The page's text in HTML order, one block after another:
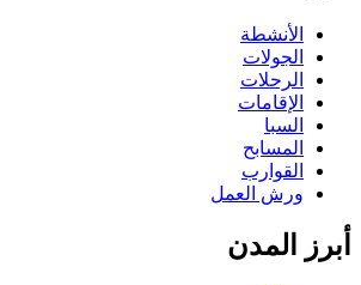
الأنشطة
الجولات
الرحلات
الإقامات
السبا
المسابح
القوارب
ورش العمل
المدن